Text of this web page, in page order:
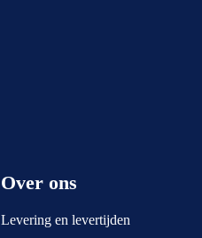
Over ons
Levering en levertijden